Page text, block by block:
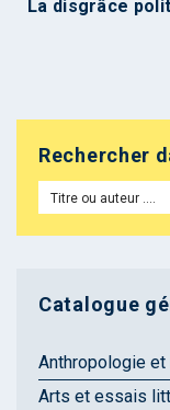
La disgrâce
Rechercher
Catalogue
Anthropologie
Arts et essais